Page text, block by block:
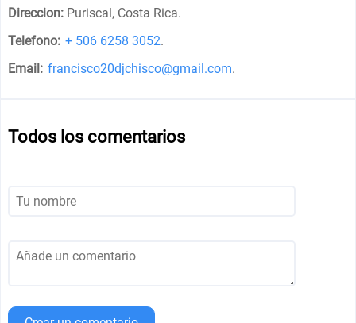
Direccion: Puriscal, Costa Rica.
Telefono: + 506 6258 3052.
Email: francisco20djchisco@gmail.com.
Todos los comentarios